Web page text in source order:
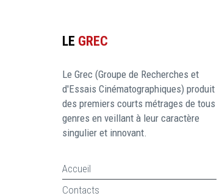
LE GREC
Le Grec (Groupe de Recherches et
d'Essais Cinématographiques) produit
des premiers courts métrages de tous
genres en veillant à leur caractère
singulier et innovant.
Accueil
Contacts